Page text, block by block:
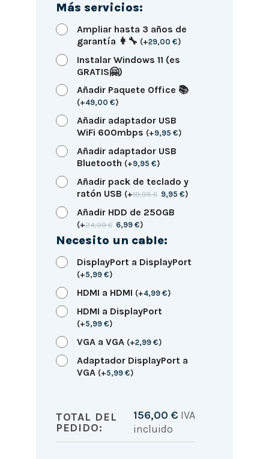
Más servicios:
Ampliar hasta 3 años de
garantía 👩‍🔧 (+29,00 €)
Instalar Windows 11 (es
GRATIS🤗)
Añadir Paquete Office 📚
(+49,00 €)
Añadir adaptador USB
WiFi 600mbps (+9,95 €)
Añadir adaptador USB
Bluetooth (+9,95 €)
Añadir pack de teclado y
ratón USB (+19,95€ 9,95€)
Añadir HDD de 250GB
(+24,99€ 6,99€)
Necesito un cable:
DisplayPort a DisplayPort
(+5,99 €)
HDMI a HDMI (+4,99 €)
HDMI a DisplayPort
(+5,99 €)
VGA a VGA (+2,99 €)
Adaptador DisplayPort a
VGA (+5,99 €)
TOTAL DEL
PEDIDO:
156,00 € IVA
incluido